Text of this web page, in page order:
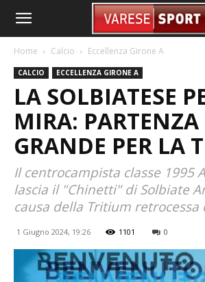
Home Calcio Eccellenza Girone A
CALCIO ECCELLENZA GIRONE A
LA SOLBIATESE
MIRA:
GRANDE PER LA
Il centrocampista classe 1995
lascia il "Chinetti" di Solbiate
causa della Tritium retrocessa
1 Giugno 2024, 19:26 1101 0